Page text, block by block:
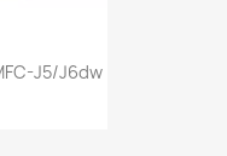
J5/J6dw